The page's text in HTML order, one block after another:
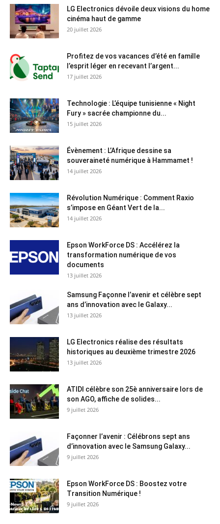
LG Electronics dévoile deux visions du home
cinéma haut de gamme
20 juillet 2026
Profitez de vos vacances d’été en famille
l’esprit léger en recevant l’argent...
17 juillet 2026
Technologie : L’équipe tunisienne « Night
Fury » sacrée championne du...
15 juillet 2026
Évènement : L’Afrique dessine sa
souveraineté numérique à Hammamet !
14 juillet 2026
Révolution Numérique : Comment Raxio
s’impose en Géant Vert de la...
14 juillet 2026
Epson WorkForce DS : Accélérez la
transformation numérique de vos
documents
13 juillet 2026
Samsung Façonne l’avenir et célèbre sept
ans d’innovation avec le Galaxy...
13 juillet 2026
LG Electronics réalise des résultats
historiques au deuxième trimestre 2026
13 juillet 2026
ATIDI célèbre son 25è anniversaire lors de
son AGO, affiche de solides...
9 juillet 2026
Façonner l’avenir : Célébrons sept ans
d’innovation avec le Samsung Galaxy...
9 juillet 2026
Epson WorkForce DS : Boostez votre
Transition Numérique !
9 juillet 2026